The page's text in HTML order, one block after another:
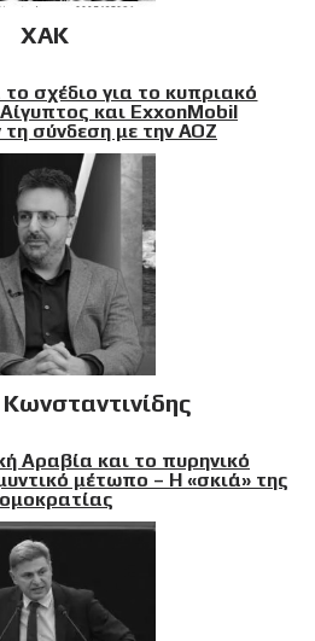
XAK
σχέδιο για το κυπριακό
και ExxonMobil
τη σύνδεση με την ΑΟΖ
Αραβία και το πυρηνικό
μέτωπο – Η «σκιά» της